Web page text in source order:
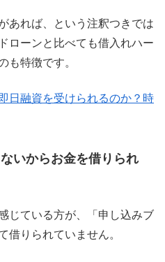
あれば、という注釈つきでは
ローンと比べても借入れハー
も特徴です。
日融資を受けられるのか？時
いからお金を借りられ
じている方が、「申し込みブ
借りられていません。